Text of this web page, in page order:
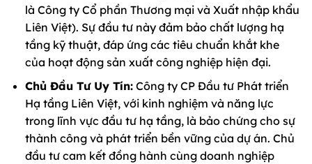
là Công ty Cổ phần Thương mại và Xuất nhập khẩu
Liên Việt). Sự đầu tư này đảm bảo chất lượng hạ
tầng kỹ thuật, đáp ứng các tiêu chuẩn khắt khe
của hoạt động sản xuất công nghiệp hiện đại.
Chủ Đầu Tư Uy Tín:Công ty CP Đầu tư Phát triển
Hạ tầng Liên Việt, với kinh nghiệm và năng lực
trong lĩnh vực đầu tư hạ tầng, là bảo chứng cho sự
thành công và phát triển bền vững của dự án. Chủ
đầu tư cam kết đồng hành cùng doanh nghiệp